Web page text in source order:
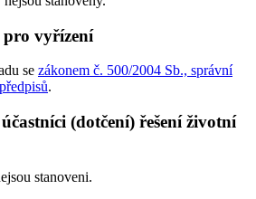
pro vyřízení
se zákonem č. 500/2004 Sb., správní
.
(dotčení) řešení životní
stanoveni.